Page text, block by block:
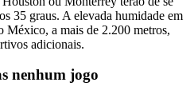
35 graus. A elevada humidade em
México, a mais de 2.200 metros,
adicionais.
nenhum jogo